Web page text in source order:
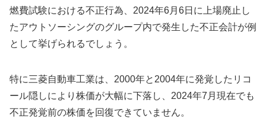
燃費試験における不正行為、2024年6月6日に上場廃止し
たアウトソーシングのグループ内で発生した不正会計が例
として挙げられるでしょう。
特に三菱自動車工業は、2000年と2004年に発覚したリコ
ール隠しにより株価が大幅に下落し、2024年7月現在でも
不正発覚前の株価を回復できていません。